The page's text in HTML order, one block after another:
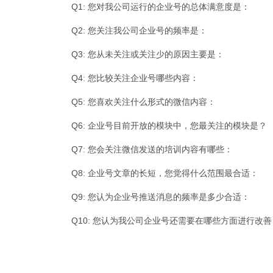
Q1: 您对我公司运行的企业号的总体满意度是：
Q2: 您关注我公司企业号的频率是：
Q3: 您从未关注或关注少的原因主要是：
Q4: 您比较关注企业号哪些内容：
Q5: 您喜欢关注什么形式的微信内容：
Q6: 企业号目前开放的模块中，您最关注的模块是？
Q7: 您会关注微信发送的培训内容有哪些：
Q8: 企业号文章的长短，您觉得什么范围最合适：
Q9: 您认为企业号推送消息的频率是多少合适：
Q10: 您认为我公司企业号还需要在哪些方面进行改